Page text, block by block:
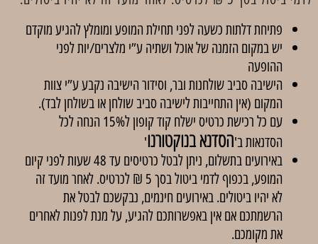
פתיחת דלתות כשעה לפני תחילת המופע ומומלץ להגיע מוקדם
יש במקום הזמנה של אוכל ושתיה ע”י מלצרים/יות לפני
ההופעה
הישיבה סביב שולחנות ובר, וסידור הישיבה נקבע ע”י צוות
המקום (אין התחייבות לישיבה סביב שולחן או בשולחן לבד).
עם כל רכישת כרטיס ישלח קוד קופון ל15% הנחה לכל
הסדנאות ב'הסדנא בנוקטורנו'
באירועים בתשלום, ניתן לבטל כרטיסים עד 48 שעות לפני קיום
המופע, בכפוף לדמי ביטול בסך 5 ₪ לכרטיס. לאחר מועד זה
לא יהיו ביטולים. באירועים חינמים, נבקשכם לבטל את
הרשמתכם אם אין באפשרותכם להגיע, על מנת לפנות לאחרים
את מקומכם.